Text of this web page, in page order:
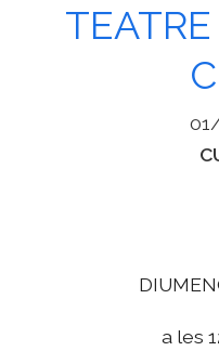
a les